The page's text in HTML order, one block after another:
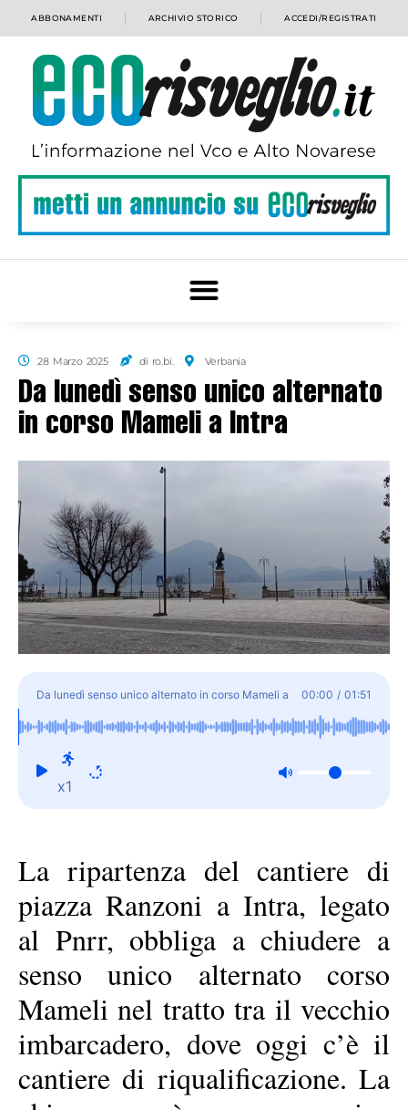
ABBONAMENTI ARCHIVIO STORICO ACCEDI/REGISTRATI
28 Marzo 2025 di ro.bi. Verbania
Da lunedì senso unico alternato
in corso Mameli a Intra
Da lunedì senso unico alternato in corso Mameli a
Intra
00:00 / 01:51
x1
La ripartenza del cantiere di
piazza Ranzoni a Intra, legato
al Pnrr, obbliga a chiudere a
senso unico alternato corso
Mameli nel tratto tra il vecchio
imbarcadero, dove oggi c’è il
cantiere di riqualificazione. La